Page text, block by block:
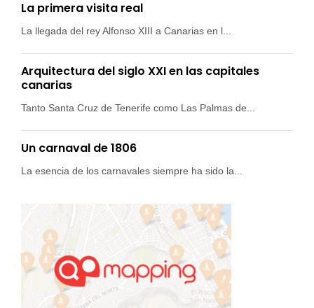
La primera visita real
La llegada del rey Alfonso XIII a Canarias en l...
Arquitectura del siglo XXI en las capitales
canarias
Tanto Santa Cruz de Tenerife como Las Palmas de...
Un carnaval de 1806
La esencia de los carnavales siempre ha sido la...